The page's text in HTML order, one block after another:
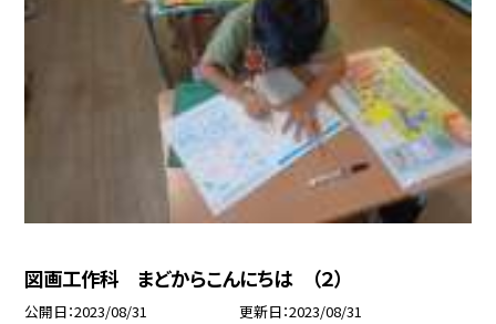
図画工作科 まどからこんにちは （２）
公開日 2023/08/31 更新日 2023/08/31